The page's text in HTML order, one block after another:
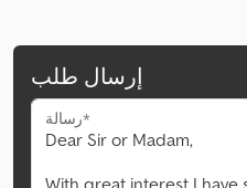
إرسال طلب
رسالة*